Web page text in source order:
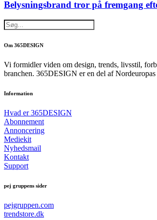
Belysningsbrand tror på fremgang
Om 365DESIGN
Vi formidler viden om design, trends, livsstil,
branchen. 365DESIGN er en del af
Information
Hvad er 365DESIGN
Abonnement
Annoncering
Mediekit
Nyhedsmail
Kontakt
Support
pej gruppens sider
pejgruppen.com
trendstore.dk